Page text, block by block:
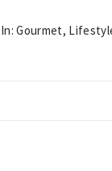
In: Gourmet,